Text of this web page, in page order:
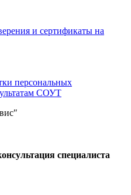
и сертификаты на
персональных
СОУТ
специалиста